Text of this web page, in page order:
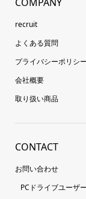
recruit
よくある質問
プライバシーポリシー
会社概要
取り扱い商品
CONTACT
お問い合わせ
PCドライブユーザ